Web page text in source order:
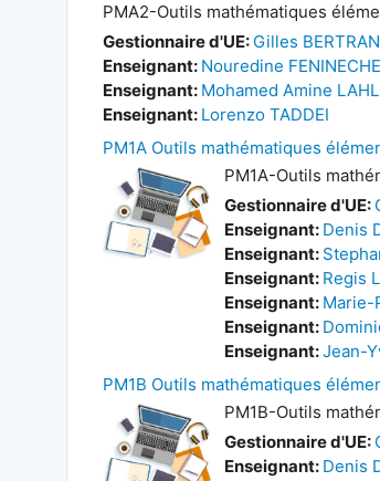
PMA2-Outils mathématiques
Gestionnaire d'UE: Gilles
Enseignant: Nouredine FENINECHE
Enseignant: Mohamed Amine
Enseignant: Lorenzo TADDEI
PM1A Outils mathématiques
PM1A-Outils
Gestionnaire d'UE:
Enseignant: Denis
Enseignant:
Enseignant: Regis
Enseignant: Marie-
Enseignant:
Enseignant:Jean-
PM1B Outils mathématiques
PM1B-Outils
Gestionnaire d'UE:
Enseignant: Denis